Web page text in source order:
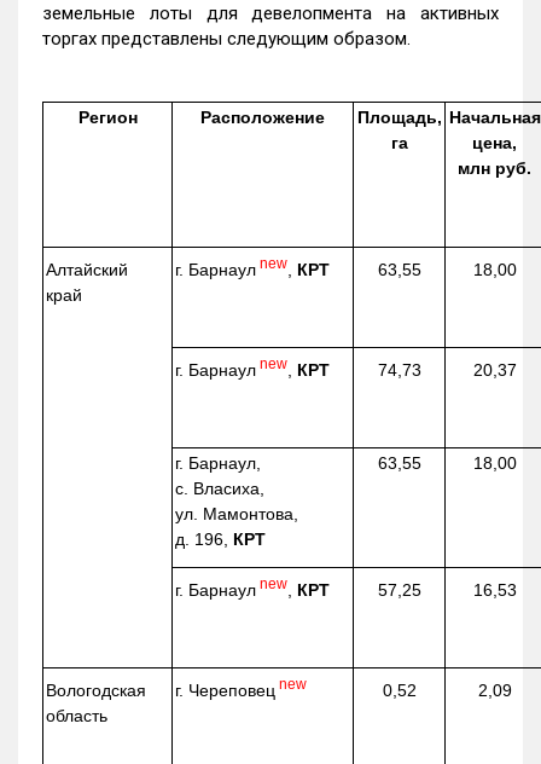
земельные лоты для девелопмента на активных
торгах представлены следующим образом.
Регион Расположение
Площадь,
га
Начальная
цена,
млн руб.
Алтайский
край
г. Барнаул new КРТ 63,55 18,00
г. Барнаул new КРТ 74,73 20,37
г. Барнаул,
с. Власиха,
ул. Мамонтова,
д. 196, КРТ
63,55 18,00
г. Барнаул new КРТ 57,25 16,53
Вологодская
область
г. Череповец new 0,52 2,09